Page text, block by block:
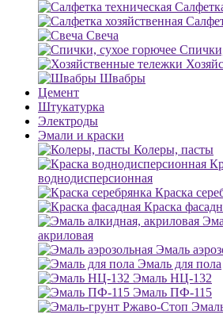
Свеча
Швабры
Цемент
Штукатурка
Электроды
Эмали и краски
Колеры, пасты
воднодисперсионная
Краска
Краска
акриловая
Эмаль
Эмаль для пола
Эмаль НЦ-132
Эмаль ПФ-115